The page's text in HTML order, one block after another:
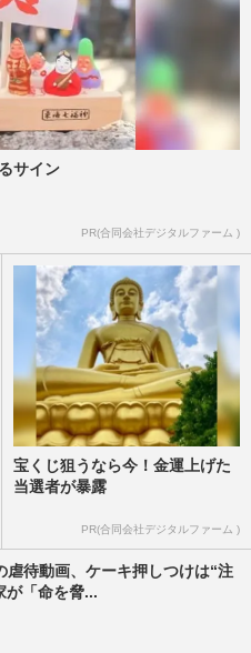
サイン
PR(合同会社デジタルファーム )
宝くじ狙うなら今！金運上げた
当選者が暴露
PR(合同会社デジタルファーム )
虐待動画、ケーキ押しつけは“注
が「命を脅...